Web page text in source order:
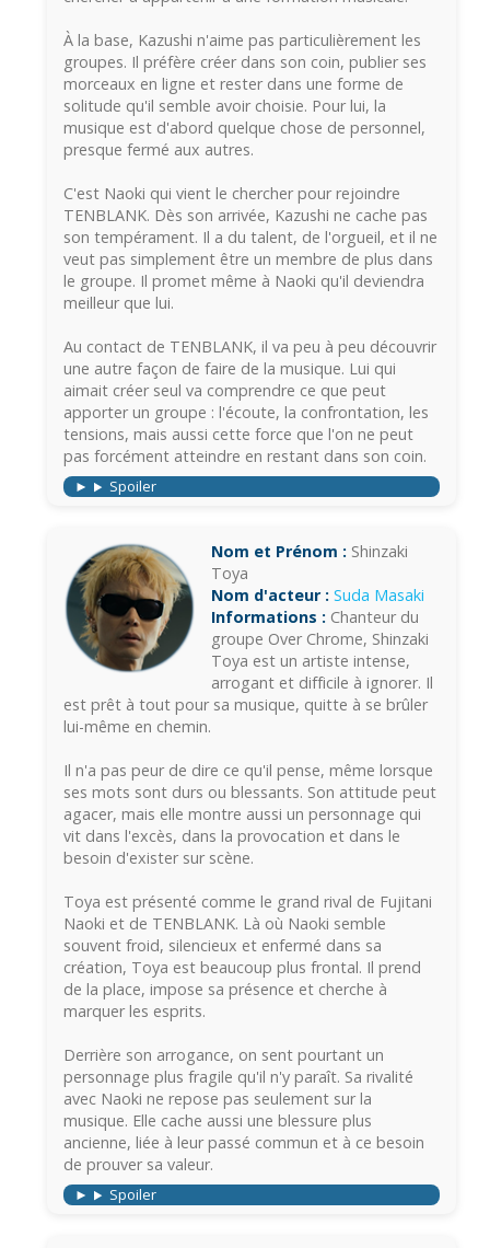
À la base, Kazushi n'aime pas particulièrement les
groupes. Il préfère créer dans son coin, publier ses
morceaux en ligne et rester dans une forme de
solitude qu'il semble avoir choisie. Pour lui, la
musique est d'abord quelque chose de personnel,
presque fermé aux autres.
C'est Naoki qui vient le chercher pour rejoindre
TENBLANK. Dès son arrivée, Kazushi ne cache pas
son tempérament. Il a du talent, de l'orgueil, et il ne
veut pas simplement être un membre de plus dans
le groupe. Il promet même à Naoki qu'il deviendra
meilleur que lui.
Au contact de TENBLANK, il va peu à peu découvrir
une autre façon de faire de la musique. Lui qui
aimait créer seul va comprendre ce que peut
apporter un groupe : l'écoute, la confrontation, les
tensions, mais aussi cette force que l'on ne peut
pas forcément atteindre en restant dans son coin.
Spoiler
Nom et Prénom : Shinzaki
Toya
Nom d'acteur : Suda Masaki
Informations : Chanteur du
groupe Over Chrome, Shinzaki
Toya est un artiste intense,
arrogant et difficile à ignorer. Il
est prêt à tout pour sa musique, quitte à se brûler
lui-même en chemin.
Il n'a pas peur de dire ce qu'il pense, même lorsque
ses mots sont durs ou blessants. Son attitude peut
agacer, mais elle montre aussi un personnage qui
vit dans l'excès, dans la provocation et dans le
besoin d'exister sur scène.
Toya est présenté comme le grand rival de Fujitani
Naoki et de TENBLANK. Là où Naoki semble
souvent froid, silencieux et enfermé dans sa
création, Toya est beaucoup plus frontal. Il prend
de la place, impose sa présence et cherche à
marquer les esprits.
Derrière son arrogance, on sent pourtant un
personnage plus fragile qu'il n'y paraît. Sa rivalité
avec Naoki ne repose pas seulement sur la
musique. Elle cache aussi une blessure plus
ancienne, liée à leur passé commun et à ce besoin
de prouver sa valeur.
Spoiler